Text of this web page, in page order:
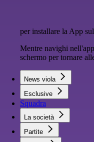
per installare la App
Mentre navighi
schermo per tornare
News viola
Esclusive
Squadra
La società
Partite